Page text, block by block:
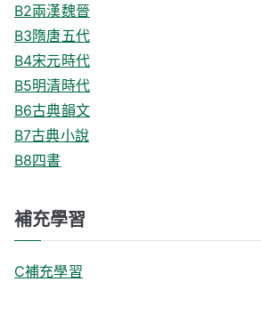
B2兩漢魏晉
B3隋唐五代
B4宋元時代
B5明清時代
B6古典韻文
B7古典小說
B8四書
補充學習
C補充學習